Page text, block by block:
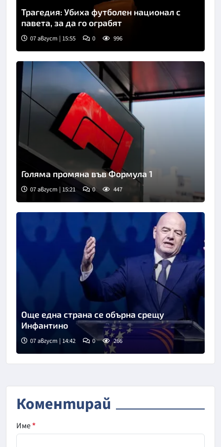
Трагедия: Убиха футболен национал с
павета, за да го ограбят
07 август | 15:55 0 996
Голяма промяна във Формула 1
07 август | 15:21 0 447
Още една страна се обърна срещу
Инфантино
07 август | 14:42 0 266
Коментирай
Име*